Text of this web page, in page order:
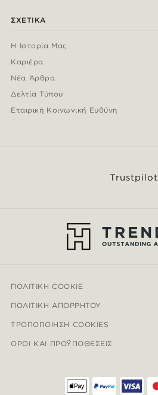
ΣΧΕΤΙΚΆ
Η Ιστορία Μας
Καριέρα
Νέα Άρθρα
Δελτία Τύπου
Εταιρική Κοινωνική Ευθύνη
Trustpilot
ΠΟΛΙΤΙΚΉ COOKIE
ΠΟΛΙΤΙΚΉ ΑΠΟΡΡΉΤΟΥ
ΤΡΟΠΟΠΟΊΗΣΗ COOKIES
ΌΡΟΙ ΚΑΙ ΠΡΟΫΠΟΘΈΣΕΙΣ